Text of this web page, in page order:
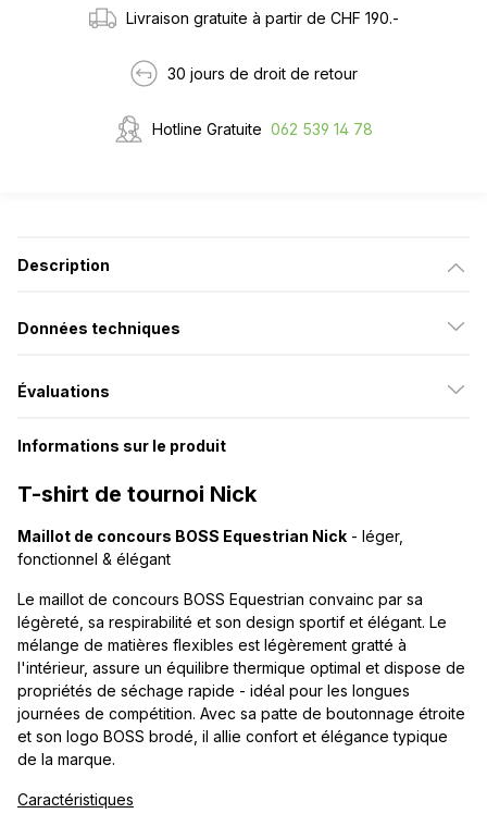
Livraison gratuite à partir de CHF 190.-
30 jours de droit de retour
Hotline Gratuite 062 539 14 78
Description
Données techniques
Évaluations
Informations sur le produit
T-shirt de tournoi Nick
Maillot de concours BOSS Equestrian Nick - léger,
fonctionnel & élégant
Le maillot de concours BOSS Equestrian convainc par sa
légèreté, sa respirabilité et son design sportif et élégant. Le
mélange de matières flexibles est légèrement gratté à
l'intérieur, assure un équilibre thermique optimal et dispose de
propriétés de séchage rapide - idéal pour les longues
journées de compétition. Avec sa patte de boutonnage étroite
et son logo BOSS brodé, il allie confort et élégance typique
de la marque.
Caractéristiques